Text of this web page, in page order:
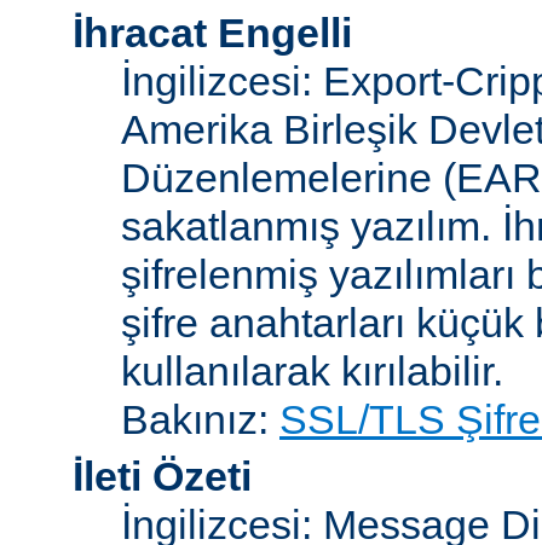
İhracat Engelli
İngilizcesi: Export-
Amerika Birleşik
Düzenlemelerine
sakatlanmış yazılım.
şifrelenmiş
şifre anahtarları
kullanılarak kırılabilir.
Bakınız: SSL/TLS
İleti Özeti
İngilizcesi: Message